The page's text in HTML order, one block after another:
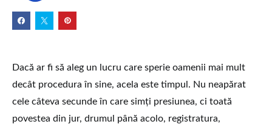
Dacă ar fi să aleg un lucru care sperie oamenii mai mult
decât procedura în sine, acela este timpul. Nu neapărat
cele câteva secunde în care simți presiunea, ci toată
povestea din jur, drumul până acolo, registratura,